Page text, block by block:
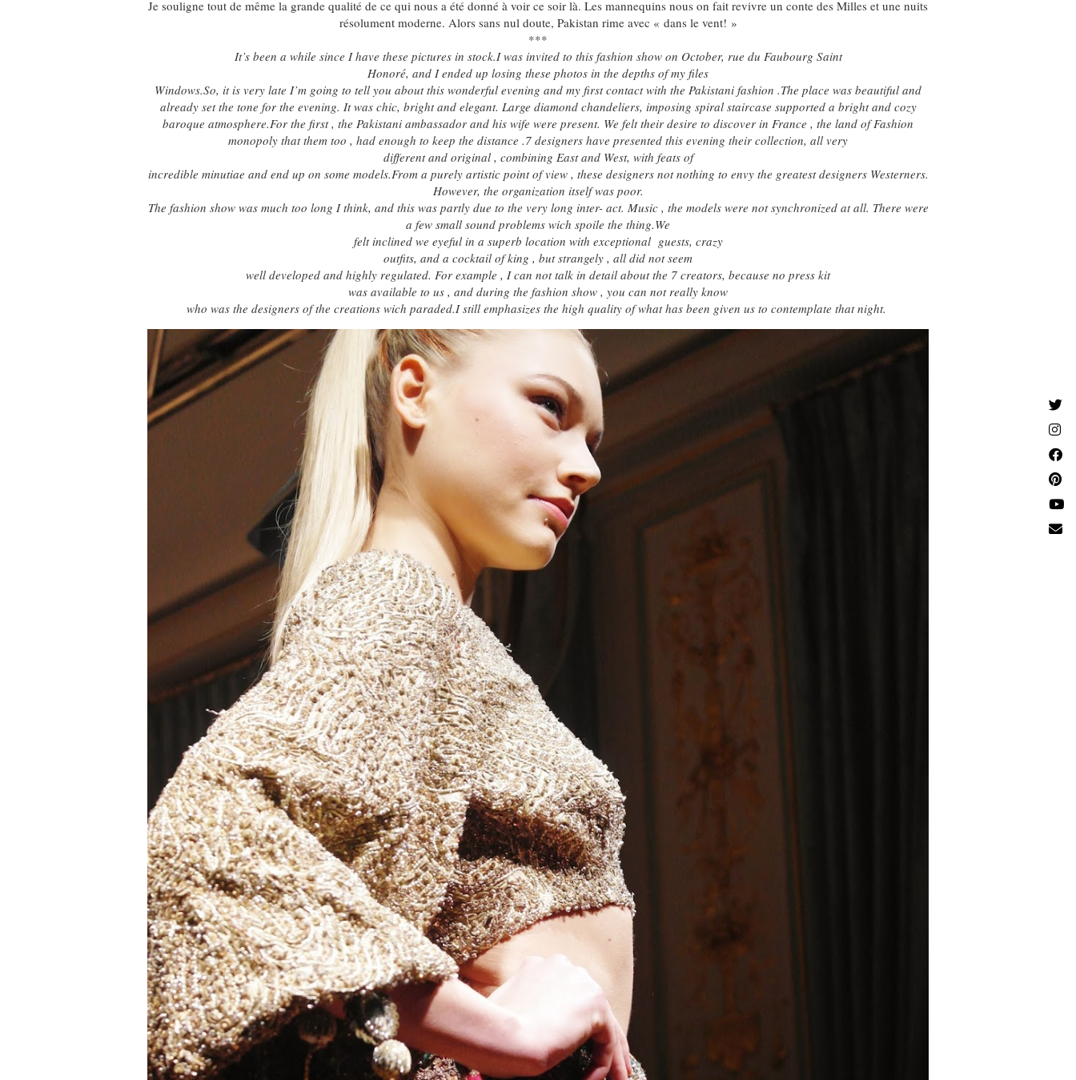
Je souligne tout de même la grande qualité de ce qui nous a été donné à voir ce soir là. Les mannequins nous on fait revivre un conte des Milles et une nuits
résolument moderne. Alors sans nul doute, Pakistan rime avec « dans le vent! »
***
It’s been a while since I have these pictures in stock.I was invited to this fashion show on October, rue du Faubourg Saint
Honoré, and I ended up losing these photos in the depths of my files
Windows.So, it is very late I’m going to tell you about this wonderful evening and my first contact with the Pakistani fashion .The place was beautiful and
already set the tone for the evening. It was chic, bright and elegant. Large diamond chandeliers, imposing spiral staircase supported a bright and cozy
baroque atmosphere.For the first , the Pakistani ambassador and his wife were present. We felt their desire to discover in France , the land of Fashion
monopoly that them too , had enough to keep the distance .7 designers have presented this evening their collection, all very
different and original , combining East and West, with feats of
incredible minutiae and end up on some models.From a purely artistic point of view , these designers not nothing to envy the greatest designers Westerners.
However, the organization itself was poor.
The fashion show was much too long I think, and this was partly due to the very long inter- act. Music , the models were not synchronized at all. There were
a few small sound problems wich spoile the thing.We
felt inclined we eyeful in a superb location with exceptional guests, crazy
outfits, and a cocktail of king , but strangely , all did not seem
well developed and highly regulated. For example , I can not talk in detail about the 7 creators, because no press kit
was available to us , and during the fashion show , you can not really know
who was the designers of the creations wich paraded.I still emphasizes the high quality of what has been given us to contemplate that night.